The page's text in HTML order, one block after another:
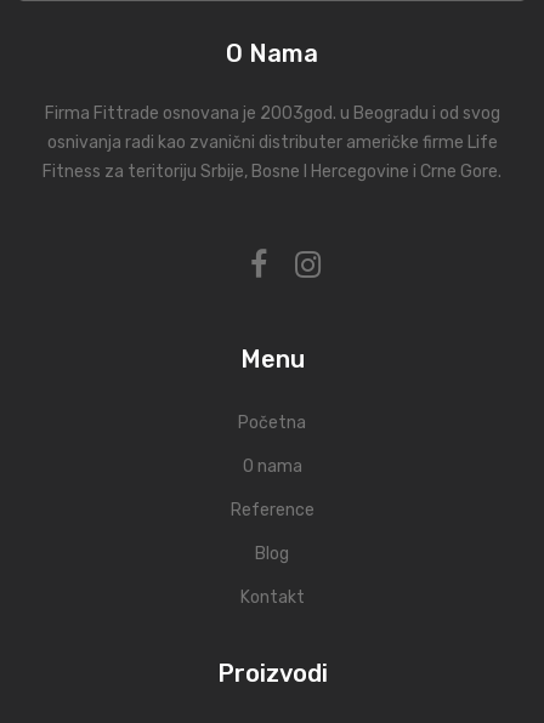
O Nama
Firma Fittrade osnovana je 2003god. u Beogradu i od svog
osnivanja radi kao zvanični distributer američke firme Life
Fitness za teritoriju Srbije, Bosne I Hercegovine i Crne Gore.
Menu
Početna
O nama
Reference
Blog
Kontakt
Proizvodi